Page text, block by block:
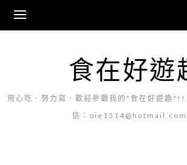
content
食在好遊
用心吃．努力寫．歡迎參觀我的"食在好遊趣"!!
信：